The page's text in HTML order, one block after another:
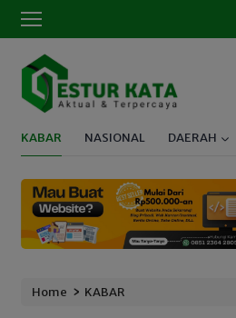
KABAR NASIONAL DAERAH
Home › KABAR